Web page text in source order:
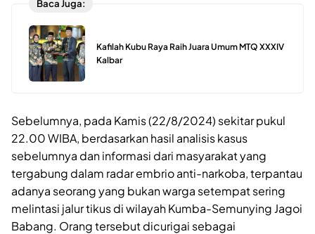
Baca Juga:
Kafilah Kubu Raya Raih Juara Umum MTQ XXXIV
Kalbar
Sebelumnya, pada Kamis (22/8/2024) sekitar pukul
22.00 WIBA, berdasarkan hasil analisis kasus
sebelumnya dan informasi dari masyarakat yang
tergabung dalam radar embrio anti-narkoba, terpantau
adanya seorang yang bukan warga setempat sering
melintasi jalur tikus di wilayah Kumba-Semunying Jagoi
Babang. Orang tersebut dicurigai sebagai